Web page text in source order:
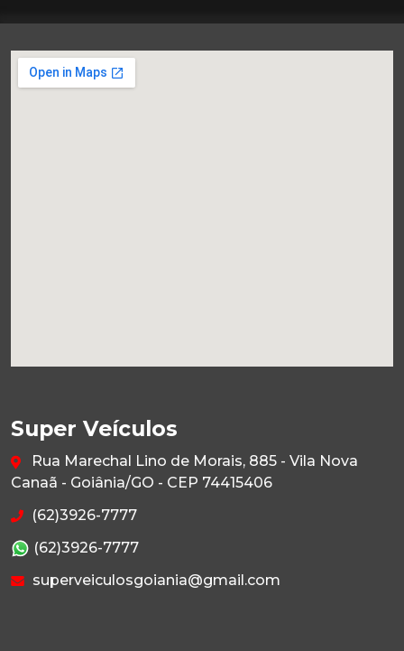
Super Veículos
Rua Marechal Lino de Morais, 885 - Vila Nova
Canaã - Goiânia/GO - CEP 74415406
(62)3926-7777
(62)3926-7777
superveiculosgoiania@gmail.com